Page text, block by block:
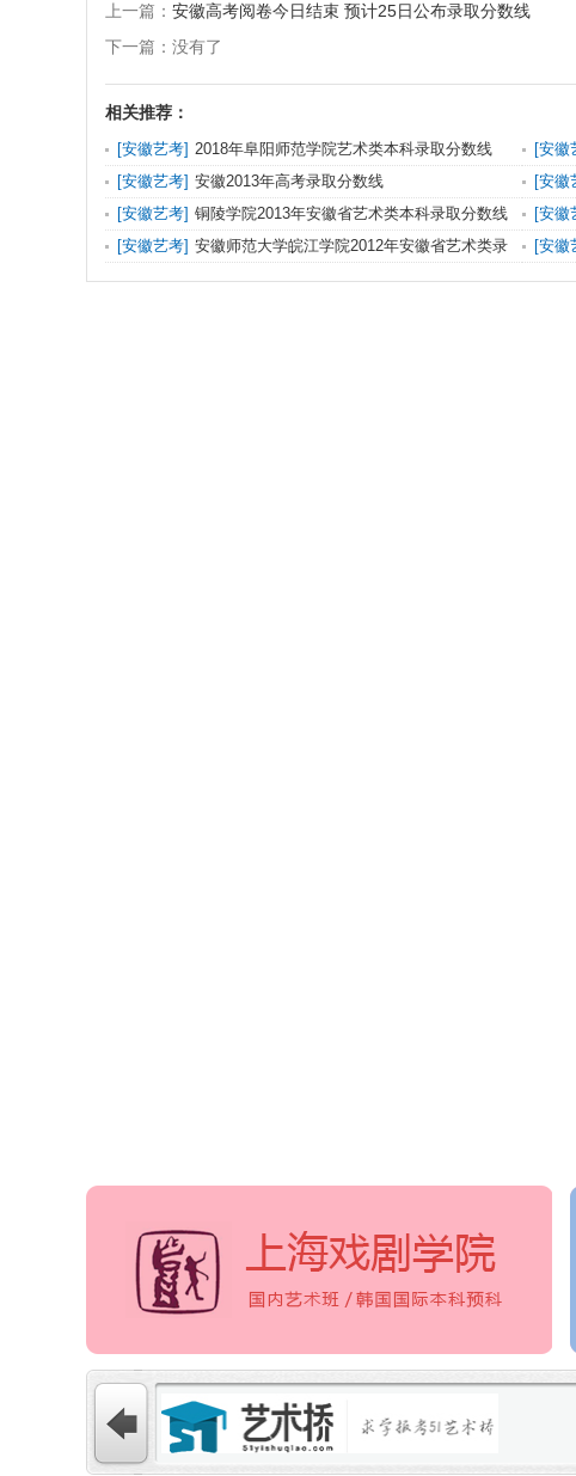
上一篇： 安徽高考阅卷今日结束 预计25日公布录取分数线
下一篇：没有了
相关推荐：
[安徽艺考] 2018年阜阳师范学院艺术类本科录取分数线 [安徽
数线
[安徽艺考] 安徽2013年高考录取分数线 [安徽
[安徽艺考] 铜陵学院2013年安徽省艺术类本科录取分数线 [安徽
[安徽艺考] 安徽师范大学皖江学院2012年安徽省艺术类录
取分数线
[安徽